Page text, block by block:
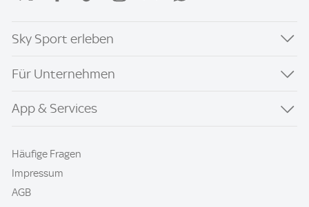
Sky Sport erleben
Für Unternehmen
App & Services
Häufige Fragen
Impressum
AGB